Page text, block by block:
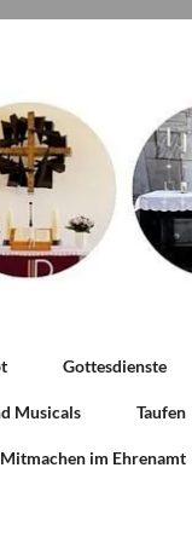
Gottesdienste
Musicals Taufen
Mitmachen im Ehrenamt